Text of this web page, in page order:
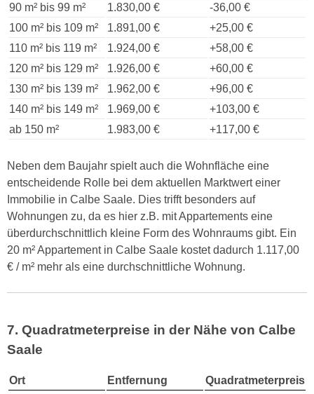
90 m² bis 99 m²
1.830,00 €
-36,00 €
100 m² bis 109 m²
1.891,00 €
+25,00 €
110 m² bis 119 m²
1.924,00 €
+58,00 €
120 m² bis 129 m²
1.926,00 €
+60,00 €
130 m² bis 139 m²
1.962,00 €
+96,00 €
140 m² bis 149 m²
1.969,00 €
+103,00 €
ab 150 m²
1.983,00 € +117,00 €
Neben dem Baujahr spielt auch die Wohnfläche eine
entscheidende Rolle bei dem aktuellen Marktwert einer
Immobilie in Calbe Saale. Dies trifft besonders auf
Wohnungen zu, da es hier z.B. mit Appartements eine
überdurchschnittlich kleine Form des Wohnraums gibt. Ein
20 m² Appartement in Calbe Saale kostet dadurch 1.117,00
€ / m² mehr als eine durchschnittliche Wohnung.
7. Quadratmeterpreise in der Nähe von Calbe
Saale
Ort Entfernung Quadratmeterpreis